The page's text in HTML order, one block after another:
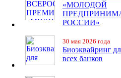
«МОЛОДОЙ
РОССИИ»
30 мая 2026 года
Биоэквайринг
всех банков